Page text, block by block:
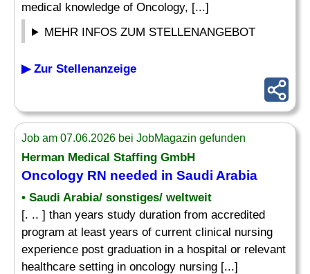
medical knowledge of Oncology, [...]
MEHR INFOS ZUM STELLENANGEBOT
▶ Zur Stellenanzeige
Job am 07.06.2026 bei JobMagazin gefunden
Herman Medical Staffing GmbH
Oncology RN needed in Saudi Arabia
• Saudi Arabia/ sonstiges/ weltweit
[. .. ] than years study duration from accredited
program at least years of current clinical nursing
experience post graduation in a hospital or relevant
healthcare setting in oncology nursing [...]